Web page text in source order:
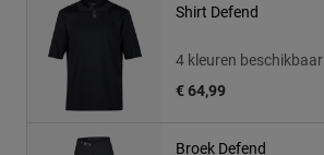
Shirt Defend
4 kleuren beschikbaar
€ 64,99
Broek Defend